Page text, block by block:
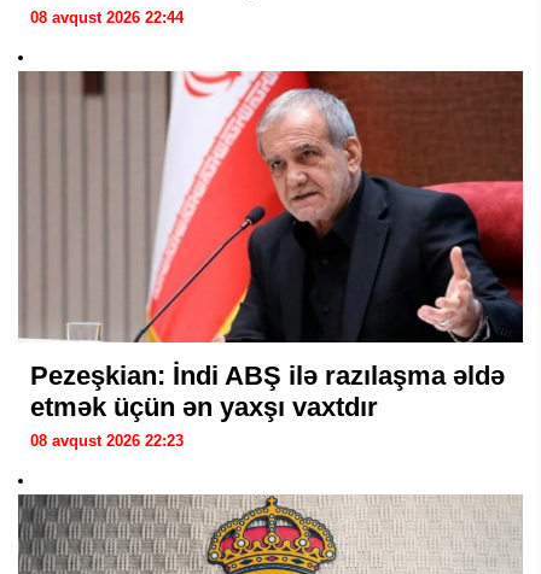
08 avqust 2026 22:44
Pezeşkian: İndi ABŞ ilə razılaşma əldə
etmək üçün ən yaxşı vaxtdır
08 avqust 2026 22:23